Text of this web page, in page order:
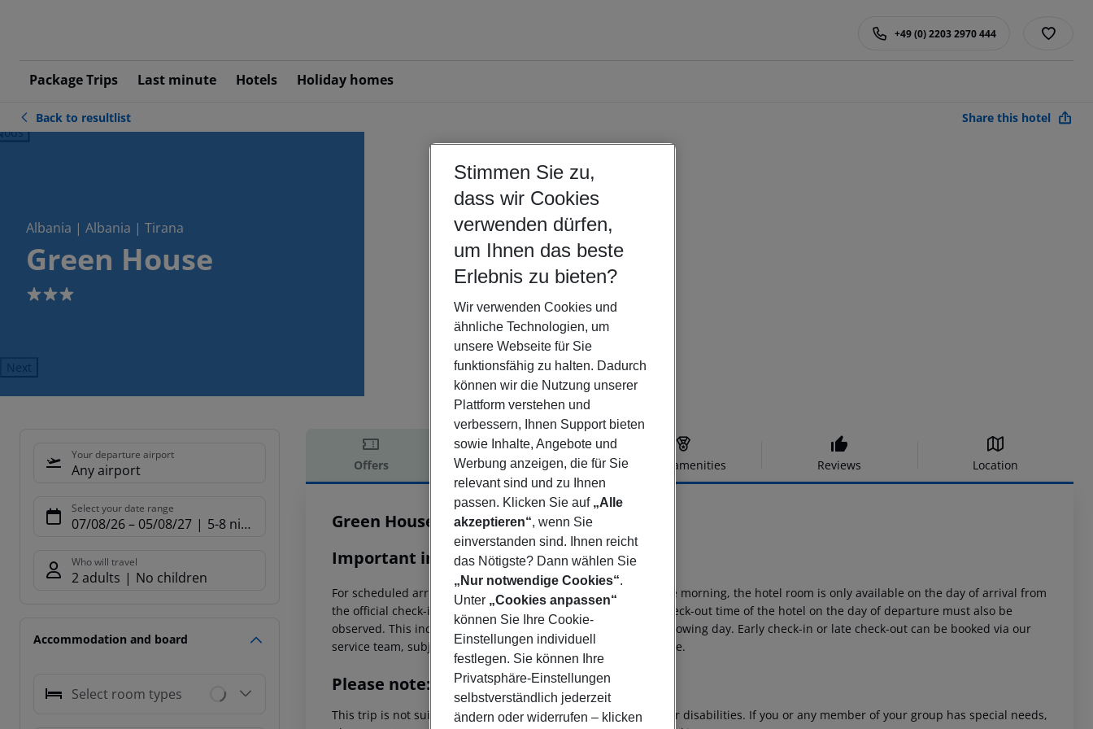
Package Trips Last minute Hotels Holiday homes
+49 (0) 2203 2970 444
Back to resultlist Share this hotel
Albania | Albania | Tirana
Green House
3
Next
Your departure airport
Any airport
Select your date range
07/08/26– 05/08/27 5-8 nights
Who will travel
2 adults No children
Accommodation and board
Select room types
Offers Offer description Hotel amenities Reviews Location
Offer description
Green House
Important info
For scheduled arrivals in the destination area from 04:00 in the morning, the hotel room is only available on the day of arrival from
the official check-in time of the respective hotel. The official check-out time of the hotel on the day of departure must also be
observed. This includes return flights until 3.00 a.m. on the following day. Early check-in or late check-out can be booked via our
service team, subject to availability and for an additional charge.
Please note:
This trip is not suitable for passengers with reduced mobility or disabilities. If you or any member of your group has special needs,
Stimmen Sie zu,
dass wir Cookies
verwenden dürfen,
um Ihnen das beste
Erlebnis zu bieten?
Wir verwenden Cookies und
ähnliche Technologien, um
unsere Webseite für Sie
funktionsfähig zu halten. Dadurch
können wir die Nutzung unserer
Plattform verstehen und
verbessern, Ihnen Support bieten
sowie Inhalte, Angebote und
Werbung anzeigen, die für Sie
relevant sind und zu Ihnen
passen. Klicken Sie auf „Alle
akzeptieren“, wenn Sie
einverstanden sind. Ihnen reicht
das Nötigste? Dann wählen Sie
„Nur notwendige Cookies“.
Unter „Cookies anpassen“
können Sie Ihre Cookie-
Einstellungen individuell
festlegen. Sie können Ihre
Privatsphäre-Einstellungen
selbstverständlich jederzeit
ändern oder widerrufen – klicken